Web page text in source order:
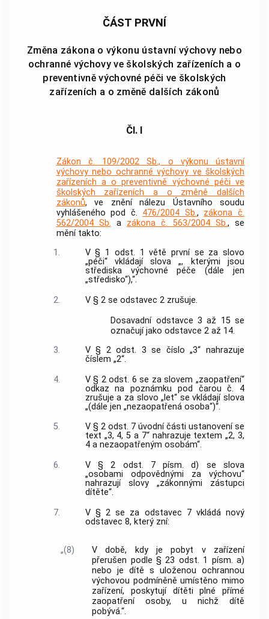
ČÁST PRVNÍ
Změna zákona o výkonu ústavní výchovy nebo
ochranné výchovy ve školských zařízeních a o
preventivně výchovné péči ve školských
zařízeních a o změně dalších zákonů
Čl. I
Zákon č. 109/2002 Sb., o výkonu ústavní
výchovy nebo ochranné výchovy ve školských
zařízeních a o preventivně výchovné péči ve
školských zařízeních a o změně dalších
zákonů, ve znění nálezu Ústavního soudu
vyhlášeného pod č. 476/2004 Sb., zákona č.
562/2004 Sb. a zákona č. 563/2004 Sb., se
mění takto:
1.
V § 1 odst. 1 větě první se za slovo
„péči“ vkládají slova „, kterými jsou
střediska výchovné péče (dále jen
„středisko“),“.
2.
V § 2 se odstavec 2 zrušuje.
Dosavadní odstavce 3 až 15 se
označují jako odstavce 2 až 14.
3.
V § 2 odst. 3 se číslo „3“ nahrazuje
číslem „2“.
4.
V § 2 odst. 6 se za slovem „zaopatření“
odkaz na poznámku pod čarou č. 4
zrušuje a za slovo „let“ se vkládají slova
„(dále jen „nezaopatřená osoba“)“.
5.
V § 2 odst. 7 úvodní části ustanovení se
text „3, 4, 5 a 7“ nahrazuje textem „2, 3,
4 a nezaopatřeným osobám“.
6.
V § 2 odst. 7 písm. d) se slova
„osobami odpovědnými za výchovu“
nahrazují slovy „zákonnými zástupci
dítěte“.
7.
V § 2 se za odstavec 7 vkládá nový
odstavec 8, který zní:
„(8)
V době, kdy je pobyt v zařízení
přerušen podle § 23 odst. 1 písm. a)
nebo je dítě s uloženou ochrannou
výchovou podmíněně umístěno mimo
zařízení, poskytují dítěti plné přímé
zaopatření osoby, u nichž dítě
pobývá.“.